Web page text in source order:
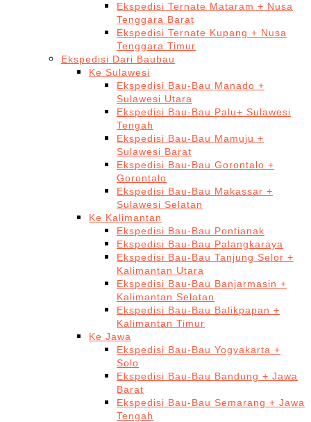
Ekspedisi Ternate Mataram + Nusa
Tenggara Barat
Ekspedisi Ternate Kupang + Nusa
Tenggara Timur
Ekspedisi Dari Baubau
Ke Sulawesi
Ekspedisi Bau-Bau Manado +
Sulawesi Utara
Ekspedisi Bau-Bau Palu+ Sulawesi
Tengah
Ekspedisi Bau-Bau Mamuju +
Sulawesi Barat
Ekspedisi Bau-Bau Gorontalo +
Gorontalo
Ekspedisi Bau-Bau Makassar +
Sulawesi Selatan
Ke Kalimantan
Ekspedisi Bau-Bau Pontianak
Ekspedisi Bau-Bau Palangkaraya
Ekspedisi Bau-Bau Tanjung Selor +
Kalimantan Utara
Ekspedisi Bau-Bau Banjarmasin +
Kalimantan Selatan
Ekspedisi Bau-Bau Balikpapan +
Kalimantan Timur
Ke Jawa
Ekspedisi Bau-Bau Yogyakarta +
Solo
Ekspedisi Bau-Bau Bandung + Jawa
Barat
Ekspedisi Bau-Bau Semarang + Jawa
Tengah